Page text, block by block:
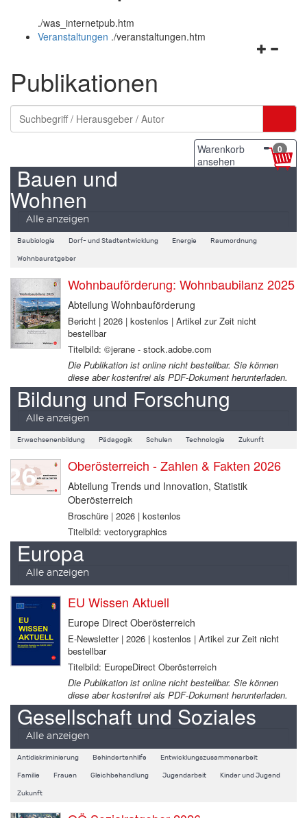
und
schließen
./was_internetpub.htm
Veranstaltungen ./veranstaltungen.htm
Publikationen
Warenkorb
ansehen
0
Bauen und
Wohnen
Alle anzeigen
Baubiologie Dorf- und Stadtentwicklung Energie Raumordnung
Wohnbauratgeber
Wohnbauförderung: Wohnbaubilanz 2025
Abteilung Wohnbauförderung
Bericht | 2026 | kostenlos | Artikel zur Zeit nicht
bestellbar
Titelbild: ©jerane - stock.adobe.com
Die Publikation ist online nicht bestellbar. Sie können
diese aber kostenfrei als PDF-Dokument herunterladen.
Bildung und Forschung
Alle anzeigen
Erwachsenenbildung Pädagogik Schulen Technologie Zukunft
Oberösterreich - Zahlen & Fakten 2026
Abteilung Trends und Innovation, Statistik
Oberösterreich
Broschüre | 2026 | kostenlos
Titelbild: vectorygraphics
Europa
Alle anzeigen
EU Wissen Aktuell
Europe Direct Oberösterreich
E-Newsletter | 2026 | kostenlos | Artikel zur Zeit nicht
bestellbar
Titelbild: EuropeDirect Oberösterreich
Die Publikation ist online nicht bestellbar. Sie können
diese aber kostenfrei als PDF-Dokument herunterladen.
Gesellschaft und Soziales
Alle anzeigen
Antidiskriminierung Behindertenhilfe Entwicklungszusammenarbeit
Familie Frauen Gleichbehandlung Jugendarbeit Kinder und Jugend
Zukunft